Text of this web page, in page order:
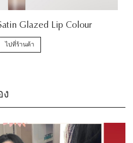
Glazed Lip Colour
ไปที่ร้านค้า
ง